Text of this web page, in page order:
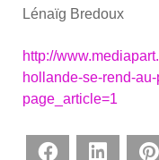
Lénaïg Bre­doux
http://
hollande-se-rend-
page_article=1
Face­bookLin­ke­dIn